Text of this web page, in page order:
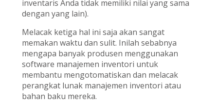
inventaris Anda tidak memiliki nilai yang sama
dengan yang lain).
Melacak ketiga hal ini saja akan sangat
memakan waktu dan sulit. Inilah sebabnya
mengapa banyak produsen menggunakan
software manajemen inventori untuk
membantu mengotomatiskan dan melacak
perangkat lunak manajemen inventori atau
bahan baku mereka.